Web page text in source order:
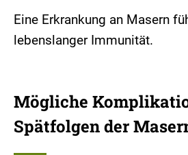
Eine Erkrankung an Masern
lebenslanger Immunität.
Mögliche
Spätfolgen der